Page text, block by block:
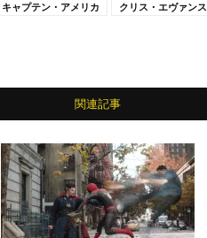
キャプテン・アメリカ クリス・エヴァンス
関連記事